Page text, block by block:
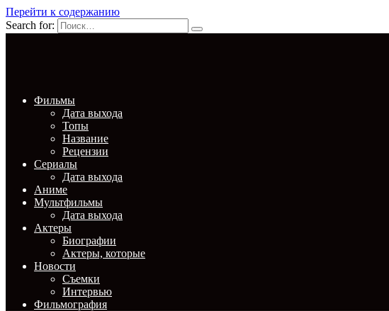
Перейти к содержанию
Search for:
Фильмы
Дата выхода
Топы
Название
Рецензии
Сериалы
Дата выхода
Аниме
Мультфильмы
Дата выхода
Актеры
Биографии
Актеры, которые
Новости
Съемки
Интервью
Фильмография